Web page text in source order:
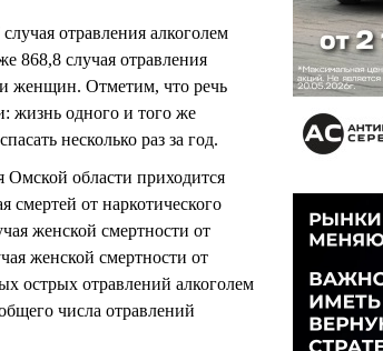
отравления алкоголем
868,8 случая отравления
женщин. Отметим, что речь
жизнь одного и того же
несколько раз за год.
Омской области приходится
смертей от наркотического
женской смертности от
женской смертности от
острых отравлений алкоголем
числа отравлений